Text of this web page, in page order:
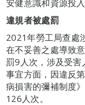
安健意識和資源投入
違規者被處罰
2021年勞工局查處
在不妥善之處導致
罰9人次，涉及受
事宜方面，因違反
病損害的彌補制度
126人次。